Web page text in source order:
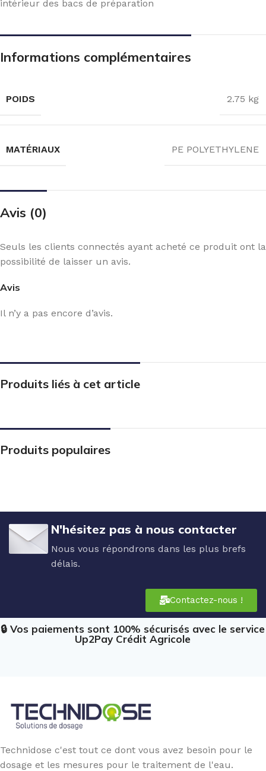
intérieur des bacs de préparation
Informations complémentaires
POIDS 2.75 kg
MATÉRIAUX PE POLYETHYLENE
Avis (0)
Avis
Il n’y a pas encore d’avis.
Seuls les clients connectés ayant acheté ce produit ont la
possibilité de laisser un avis.
Produits liés à cet article
Produits populaires
N'hésitez pas à nous contacter
Nous vous répondrons dans les plus brefs
délais.
Contactez-nous !
🔒 Vos paiements sont 100% sécurisés avec le service
Up2Pay Crédit Agricole
Technidose c'est tout ce dont vous avez besoin pour le
dosage et les mesures pour le traitement de l'eau.